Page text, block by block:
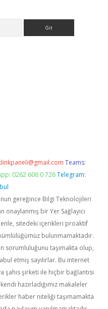
Teams:
0262 606 0 726 Telegram:
gereğince Bilgi Teknolojileri
onaylanmış bir Yer Sağlayıcı
sitedeki içerikleri proaktif
bulunmamaktadır.
sorumluluğunu taşımakta olup,
etmiş sayılırlar. Bu internet
şirketi ile hiçbir bağlantısı
hazırladığımız makaleler
haber niteliği taşımamakta